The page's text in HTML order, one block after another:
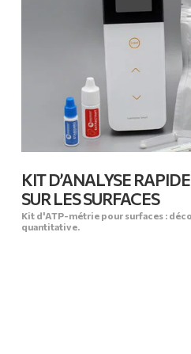
KIT D’ANALYSE
SUR LES SURFACES
Kit d'ATP-métrie pour surfaces :
quantitative.